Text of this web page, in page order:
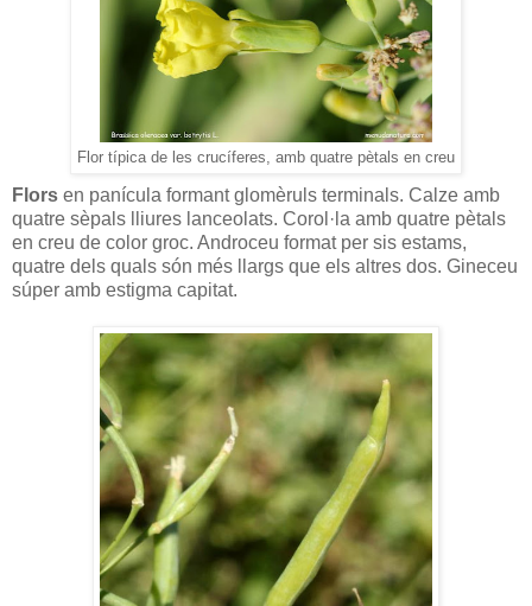
Flor típica de les crucíferes, amb quatre pètals en creu
Flors en panícula formant glomèruls terminals. Calze amb
quatre sèpals lliures lanceolats. Corol·la amb quatre pètals
en creu de color groc. Androceu format per sis estams,
quatre dels quals són més llargs que els altres dos. Gineceu
súper amb estigma capitat.